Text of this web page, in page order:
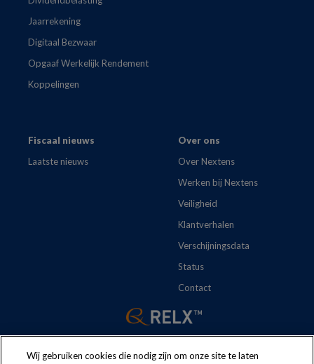
Jaarrekening
Digitaal Bezwaar
Opgaaf Werkelijk Rendement
Koppelingen
Fiscaal nieuws
Laatste nieuws
Over ons
Over Nextens
Werken bij Nextens
Veiligheid
Klantverhalen
Verschijningsdata
Status
Contact
Wij gebruiken cookies die nodig zijn om onze site te laten